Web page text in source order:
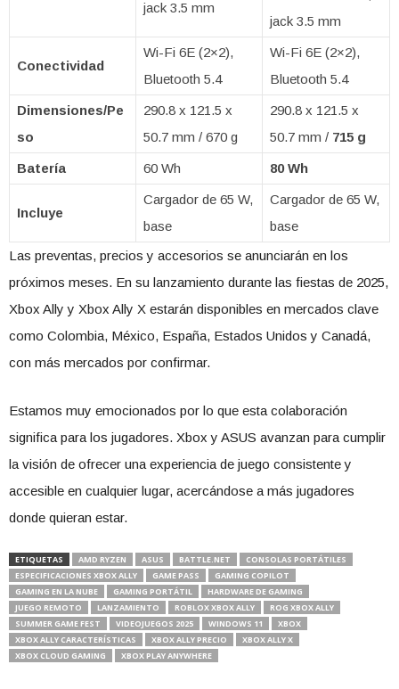
jack 3.5 mm
jack 3.5 mm
Conectividad
Wi-Fi 6E (2×2),
Bluetooth 5.4
Wi-Fi 6E (2×2),
Bluetooth 5.4
Dimensiones/Pe
so
290.8 x 121.5 x
50.7 mm / 670 g
290.8 x 121.5 x
50.7 mm / 715 g
Batería 60 Wh 80 Wh
Incluye
Cargador de 65 W,
base
Cargador de 65 W,
base
Las preventas, precios y accesorios se anunciarán en los
próximos meses. En su lanzamiento durante las fiestas de 2025,
Xbox Ally y Xbox Ally X estarán disponibles en mercados clave
como Colombia, México, España, Estados Unidos y Canadá,
con más mercados por confirmar.
Estamos muy emocionados por lo que esta colaboración
significa para los jugadores. Xbox y ASUS avanzan para cumplir
la visión de ofrecer una experiencia de juego consistente y
accesible en cualquier lugar, acercándose a más jugadores
donde quieran estar.
ETIQUETAS AMD RYZEN ASUS BATTLE.NET
CONSOLAS PORTÁTILES
ESPECIFICACIONES XBOX ALLY
GAME PASS
GAMING COPILOT
GAMING EN LA NUBE
GAMING PORTÁTIL
HARDWARE DE GAMING
JUEGO REMOTO
LANZAMIENTO ROBLOX XBOX ALLY
ROG XBOX ALLY
SUMMER GAME FEST
VIDEOJUEGOS 2025 WINDOWS 11
XBOX
XBOX ALLY CARACTERÍSTICAS
XBOX ALLY PRECIO
XBOX ALLY X
XBOX CLOUD GAMING
XBOX PLAY ANYWHERE